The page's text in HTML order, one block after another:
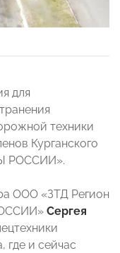
для
техники
Курганского
РОССИИ».
ООО «ЗТД Регион
Сергея
где и сейчас